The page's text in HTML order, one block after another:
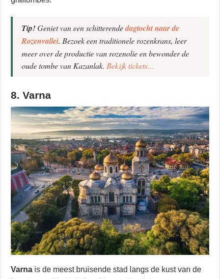
Tip!Geniet van een schitterendedagtocht naar de
Rozenvallei. Bezoek een traditionele rozenkrans, leer
meer over de productie van rozenolie en bewonder de
oude tombe van Kazanlak. Bekijk tickets…
8. Varna
Varna is de meest bruisende stad langs de kust van de